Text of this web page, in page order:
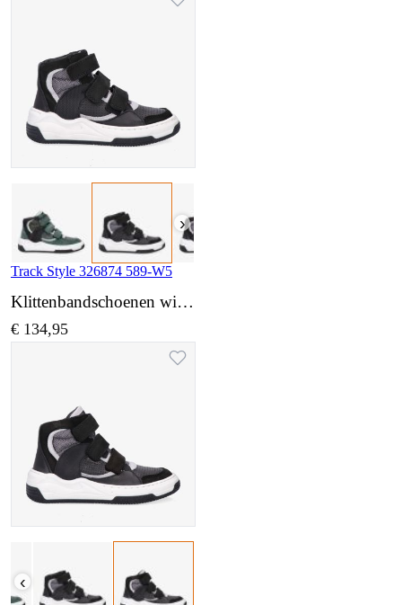
›
Track Style 326874 589-W5
Klittenbandschoenen wijdte 5
€ 134,95
‹